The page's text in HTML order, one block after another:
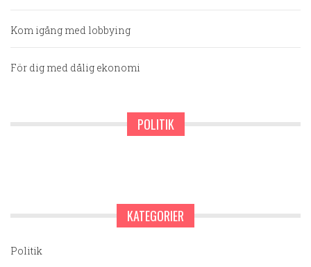
Kom igång med lobbying
För dig med dålig ekonomi
POLITIK
KATEGORIER
Politik